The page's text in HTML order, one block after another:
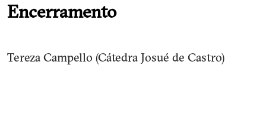
Encerramento
Tereza Campello (Cátedra Josué de Castro)